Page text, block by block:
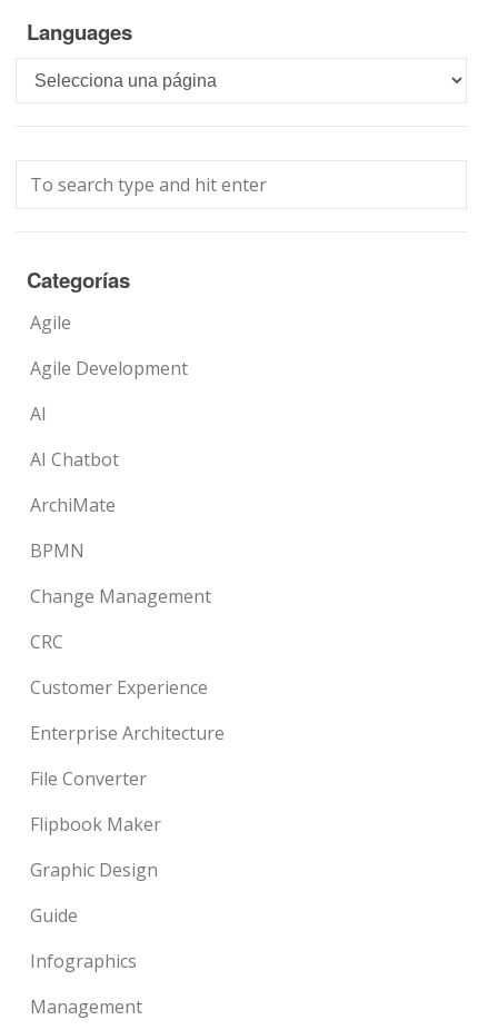
Languages
Languages
Categorías
Agile
Agile Development
AI
AI Chatbot
ArchiMate
BPMN
Change Management
CRC
Customer Experience
Enterprise Architecture
File Converter
Flipbook Maker
Graphic Design
Guide
Infographics
Management